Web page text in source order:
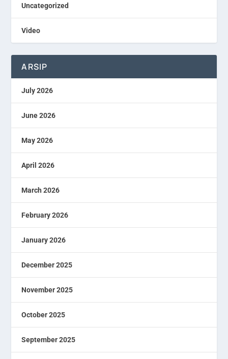
Uncategorized
Video
ARSIP
July 2026
June 2026
May 2026
April 2026
March 2026
February 2026
January 2026
December 2025
November 2025
October 2025
September 2025